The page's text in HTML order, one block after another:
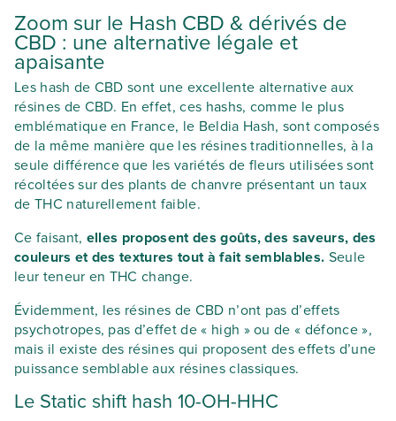
Zoom sur le Hash CBD & dérivés de
CBD : une alternative légale et
apaisante
Les hash de CBD sont une excellente alternative aux
résines de CBD. En effet, ces hashs, comme le plus
emblématique en France, le Beldia Hash, sont composés
de la même manière que les résines traditionnelles, à la
seule différence que les variétés de fleurs utilisées sont
récoltées sur des plants de chanvre présentant un taux
de THC naturellement faible.
Ce faisant, elles proposent des goûts, des saveurs, des
couleurs et des textures tout à fait semblables. Seule
leur teneur en THC change.
Évidemment, les résines de CBD n’ont pas d’effets
psychotropes, pas d’effet de « high » ou de « défonce »,
mais il existe des résines qui proposent des effets d’une
puissance semblable aux résines classiques.
Le Static shift hash 10-OH-HHC